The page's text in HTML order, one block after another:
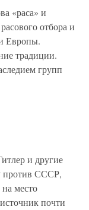
«раса» и
отбора и
Европы.
традиции.
групп
и другие
против СССР,
место
почти